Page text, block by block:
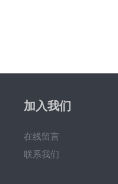
加入我们
在线留言
联系我们